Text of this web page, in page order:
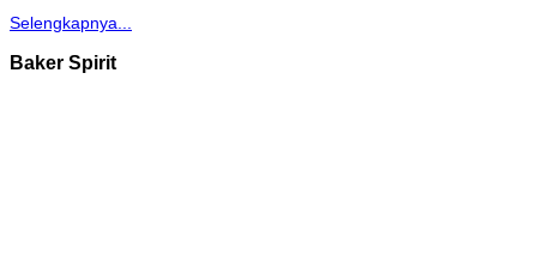
Selengkapnya...
Baker Spirit